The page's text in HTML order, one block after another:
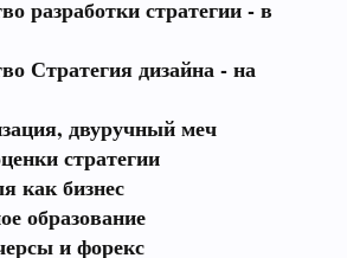
разработки стратегии - в
Стратегия дизайна - на
двуручный меч
стратегии
как бизнес
образование
и форекс